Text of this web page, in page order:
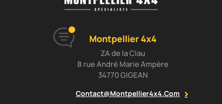
Montpellier 4x4
ZA de la Clau
8 rue André Marie Ampère
34770 GIGEAN
Contact@montpellier4x4.com